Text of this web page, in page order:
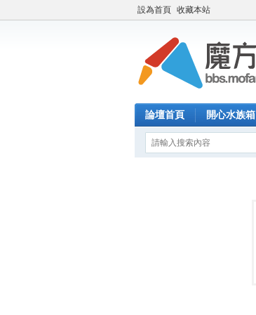
設為首頁 收藏本站
論壇首頁 開心水族箱